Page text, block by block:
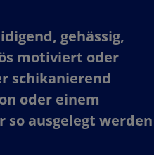
gehässig,
motiviert oder
schikanierend
oder einem
ausgelegt werden